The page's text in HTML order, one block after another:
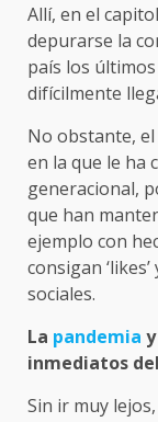
Allí, en el
depurarse la
país los
difícilmente
No obstante,
en la que le ha
generacional,
que han
ejemplo con
consigan
sociales.
La pandemia
inmediatos
Sin ir muy